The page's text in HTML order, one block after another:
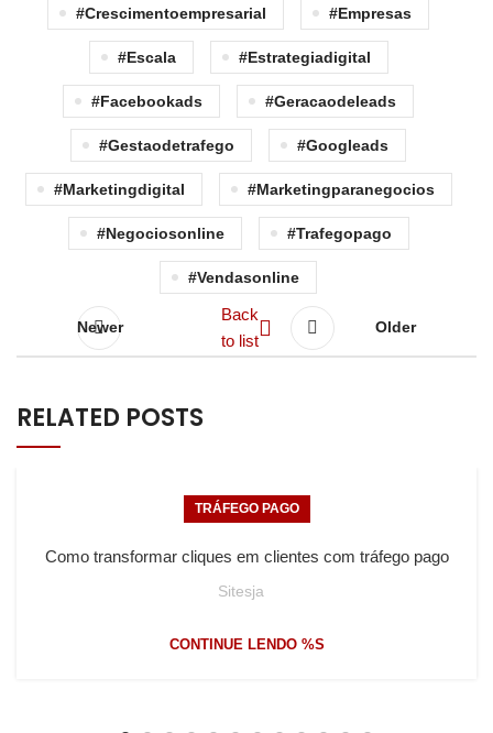
#crescimentoempresarial #empresas
#escala #estrategiadigital
#facebookads #geracaodeleads
#gestaodetrafego #googleads
#marketingdigital #marketingparanegocios
#negociosonline #trafegopago
#vendasonline
Newer
Back
to list
Older
RELATED POSTS
TRÁFEGO PAGO
Como transformar cliques em clientes com tráfego pago
Sitesja
CONTINUE LENDO %S